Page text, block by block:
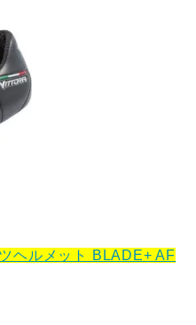
ヘルメット BLADE+ AF